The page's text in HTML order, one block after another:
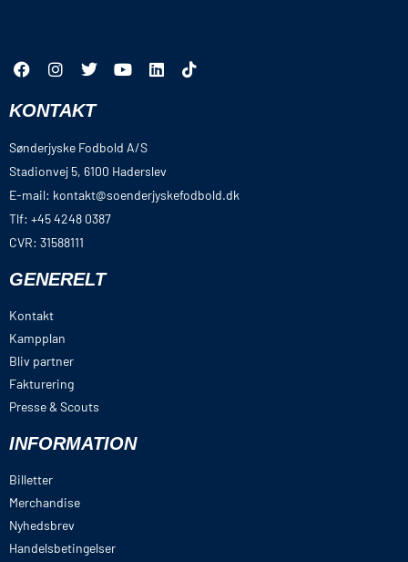
KONTAKT
Sønderjyske Fodbold A/S
Stadionvej 5, 6100 Haderslev
E-mail: kontakt@soenderjyskefodbold.dk
Tlf: +45 4248 0387
CVR: 31588111
GENERELT
Kontakt
Kampplan
Bliv partner
Fakturering
Presse & Scouts
INFORMATION
Billetter
Merchandise
Nyhedsbrev
Handelsbetingelser